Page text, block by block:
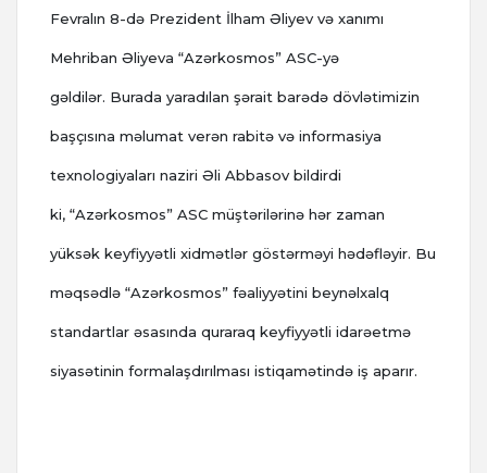
Fevralın 8-də Prezident İlham Əliyev və xanımı
Mehriban Əliyeva “Azərkosmos” ASC-yə
gəldilər. Burada yaradılan şərait barədə dövlətimizin
başçısına məlumat verən rabitə və informasiya
texnologiyaları naziri Əli Abbasov bildirdi
ki, “Azərkosmos” ASC müştərilərinə hər zaman
yüksək keyfiyyətli xidmətlər göstərməyi hədəfləyir. Bu
məqsədlə “Azərkosmos” fəaliyyətini beynəlxalq
standartlar əsasında quraraq keyfiyyətli idarəetmə
siyasətinin formalaşdırılması istiqamətində iş aparır.